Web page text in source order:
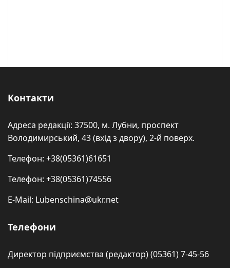
Контакти
Адреса редакції: 37500, м. Лубни, проспект
Володимирський, 43 (вхід з двору), 2-й поверх.
Телефон: +38(05361)61651
Телефон: +38(05361)74556
E-Mail: Lubenschina@ukr.net
Телефони
Директор підприємства (редактор) (05361) 7-45-56